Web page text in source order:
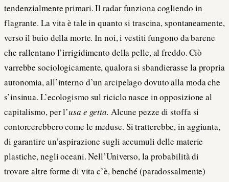
tendenzialmente primari. Il radar funziona cogliendo in
flagrante. La vita è tale in quanto si trascina, spontaneamente,
verso il buio della morte. In noi, i vestiti fungono da barene
che rallentano l’irrigidimento della pelle, al freddo. Ciò
varrebbe sociologicamente, qualora si sbandierasse la propria
autonomia, all’interno d’un arcipelago dovuto alla moda che
s’insinua. L’ecologismo sul riciclo nasce in opposizione al
capitalismo, per l’usa e getta. Alcune pezze di stoffa si
contorcerebbero come le meduse. Si tratterebbe, in aggiunta,
di garantire un’aspirazione sugli accumuli delle materie
plastiche, negli oceani. Nell’Universo, la probabilità di
trovare altre forme di vita c’è, benché (paradossalmente)